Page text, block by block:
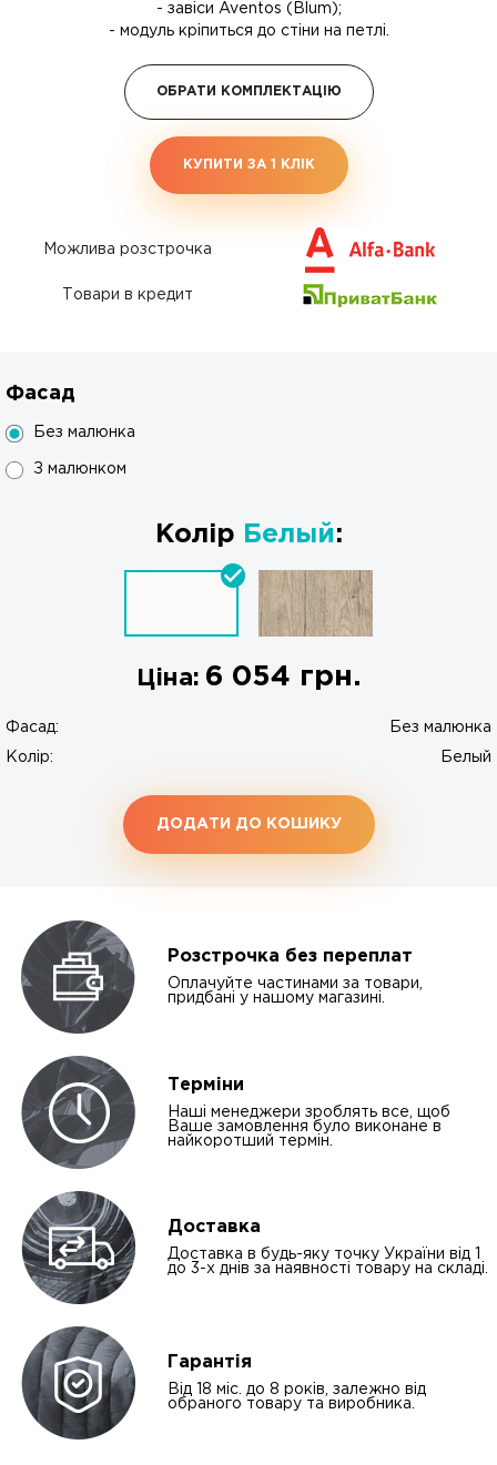
- завіси Aventos (Blum);
- модуль кріпиться до стіни на петлі.
ОБРАТИ КОМПЛЕКТАЦІЮ
КУПИТИ ЗА 1 КЛIК
Можлива розстрочка
Товари в кредит
Фасад
Без малюнка
З малюнком
Колір Белый:
Ціна: 6 054 грн.
Фасад: Без малюнка
Колір: Белый
ДОДАТИ ДО КОШИКУ
Розстрочка без переплат
Оплачуйте частинами за товари,
придбані у нашому магазині.
Терміни
Наші менеджери зроблять все, щоб
Ваше замовлення було виконане в
найкоротший термін.
Доставка
Доставка в будь-яку точку України від 1
до 3-х днів за наявності товару на складі.
Гарантія
Від 18 міс. до 8 років, залежно від
обраного товару та виробника.